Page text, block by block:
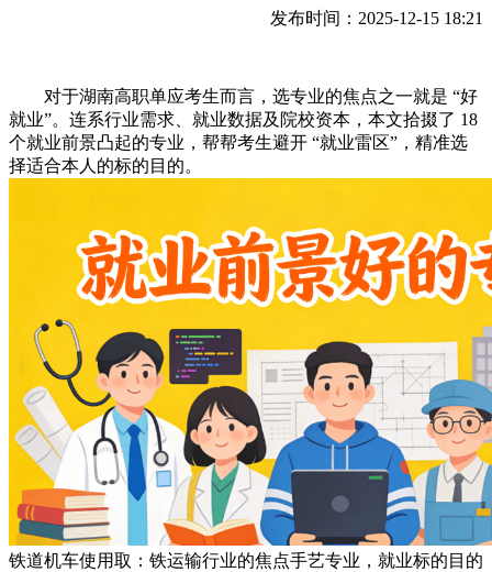
发布时间：2025-12-15 18:21
对于湖南高职单应考生而言，选专业的焦点之一就是 “好
就业”。连系行业需求、就业数据及院校资本，本文拾掇了 18
个就业前景凸起的专业，帮帮考生避开 “就业雷区”，精准选
择适合本人的标的目的。
铁道机车使用取：铁运输行业的焦点手艺专业，就业标的目的